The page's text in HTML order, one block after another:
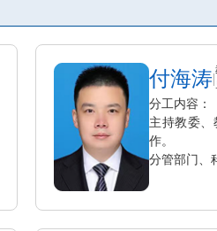
付海涛|
分工内容：
主持教委、
作。
分管部门、